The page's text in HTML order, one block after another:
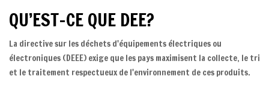
QU’EST-CE QUE DEE?
La directive sur les déchets d'équipements électriques ou
électroniques (DEEE) exige que les pays maximisent la collecte, le tri
et le traitement respectueux de l'environnement de ces produits.